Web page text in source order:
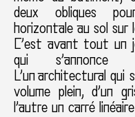
deux obliques
horizontale au sol
C’est avant tout un
qui s’annonce
L’un architectural qui
volume plein, d’un
l’autre un carré